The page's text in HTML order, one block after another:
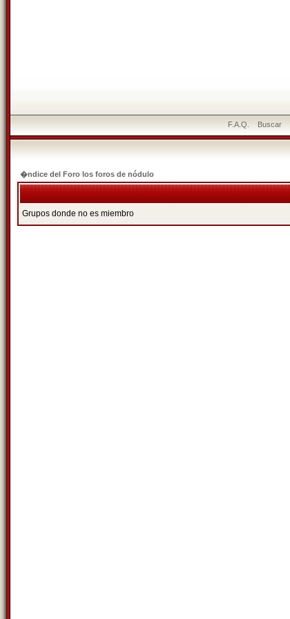
F.A.Q. Buscar
�ndice del Foro los foros de nódulo
Grupos donde no es miembro